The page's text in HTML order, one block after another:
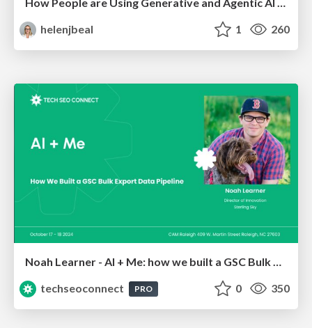
helenjbeal
1 260
Noah Learner - AI + Me: how we built a GSC Bulk Export data pipeline
techseoconnect
PRO 0 350